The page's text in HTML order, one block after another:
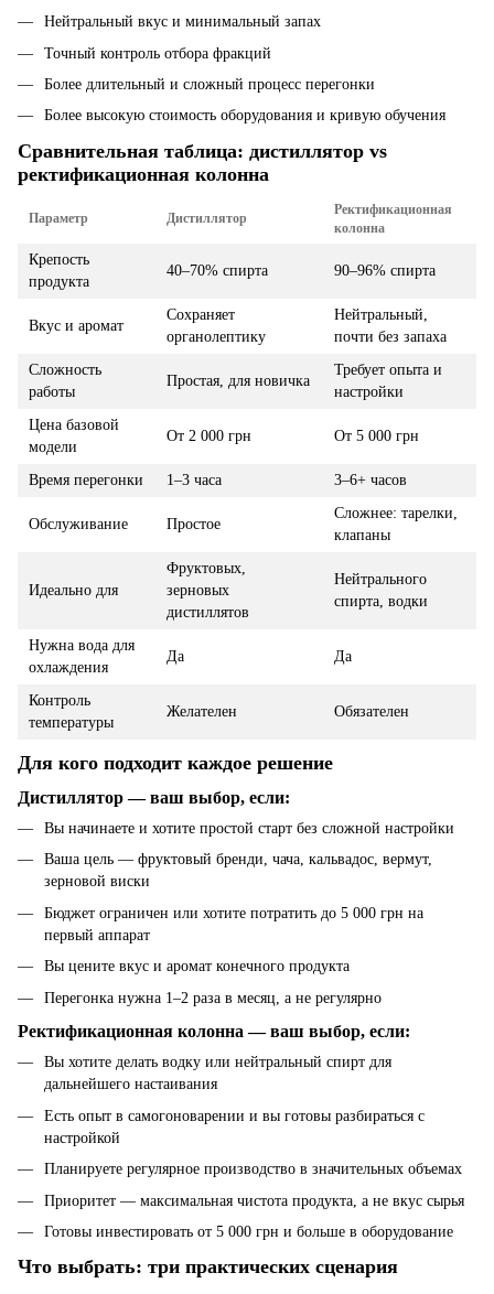
Нейтральный вкус и минимальный запах
Точный контроль отбора фракций
Более длительный и сложный процесс перегонки
Более высокую стоимость оборудования и кривую обучения
Сравнительная таблица: дистиллятор vs
ректификационная колонна
Параметр Дистиллятор
Ректификационная
колонна
Крепость
продукта
40–70% спирта 90–96% спирта
Вкус и аромат
Сохраняет
органолептику
Нейтральный,
почти без запаха
Сложность
работы
Простая, для новичка
Требует опыта и
настройки
Цена базовой
модели
От 2 000 грн От 5 000 грн
Время перегонки 1–3 часа 3–6+ часов
Обслуживание Простое
Сложнее: тарелки,
клапаны
Идеально для
Фруктовых,
зерновых
дистиллятов
Нейтрального
спирта, водки
Нужна вода для
охлаждения
Да Да
Контроль
температуры
Желателен Обязателен
Для кого подходит каждое решение
Дистиллятор — ваш выбор, если:
Вы начинаете и хотите простой старт без сложной настройки
Ваша цель — фруктовый бренди, чача, кальвадос, вермут,
зерновой виски
Бюджет ограничен или хотите потратить до 5 000 грн на
первый аппарат
Вы цените вкус и аромат конечного продукта
Перегонка нужна 1–2 раза в месяц, а не регулярно
Ректификационная колонна — ваш выбор, если:
Вы хотите делать водку или нейтральный спирт для
дальнейшего настаивания
Есть опыт в самогоноварении и вы готовы разбираться с
настройкой
Планируете регулярное производство в значительных объемах
Приоритет — максимальная чистота продукта, а не вкус сырья
Готовы инвестировать от 5 000 грн и больше в оборудование
Что выбрать: три практических сценария